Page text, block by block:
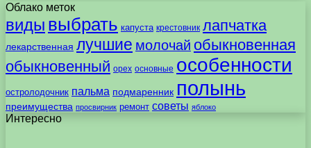
Облако меток
виды выбрать капуста крестовник лапчатка
лекарственная лучшие молочай обыкновенная
обыкновенный орех основные особенности
остролодочник пальма подмаренник полынь
преимущества просвирник ремонт советы яблоко
Интересно